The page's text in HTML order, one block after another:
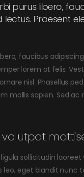
purus libero,
lectus. Praesent
faucibus
lorem at felis.
nisl. Phasellus
mollis sapien. Sed ac
sollicitudin
leo, eget blandit nunc